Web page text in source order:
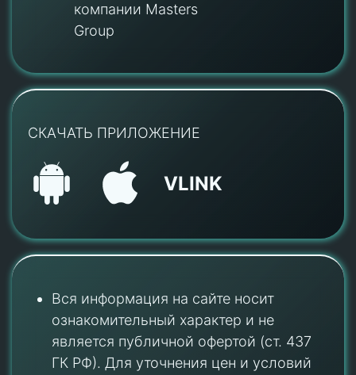
компании Masters
Group
СКАЧАТЬ ПРИЛОЖЕНИЕ
VLINK
Вся информация на сайте носит
ознакомительный характер и не
является публичной офертой (ст. 437
ГК РФ). Для уточнения цен и условий